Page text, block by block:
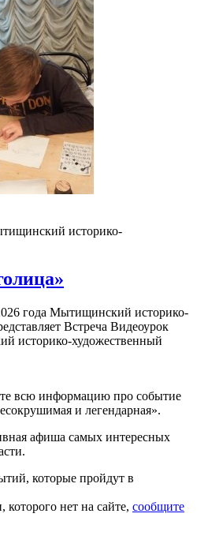
историко-
года Мытищинский историко-
Встреча Видеоурок
историко-художественный
всю информацию про событие
и легендарная».
афиша самых интересных
которые пройдут в
нет на сайте, сообщите